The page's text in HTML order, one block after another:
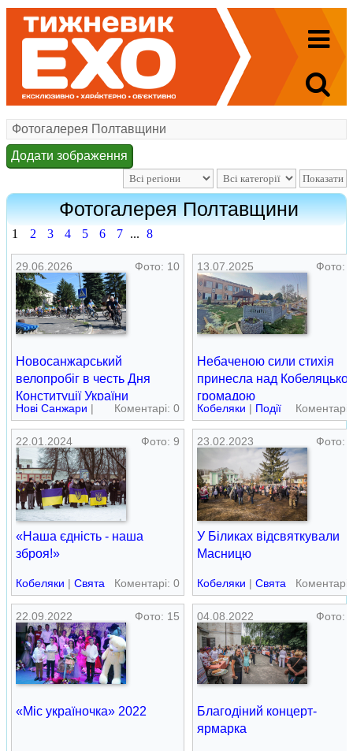
Фотогалерея Полтавщини
Додати зображення
Фотогалерея Полтавщини
1 2 3 4 5 6 7 ... 8
29.06.2026 Фото: 10
Новосанжарський
велопробіг в честь Дня
Конституції України
Коментарі: 0
Нові Cанжари |
Свята
13.07.2025 Фото:
Небаченою сили стихія
принесла над
громадою
Кобеляки | Події
22.01.2024 Фото: 9
«Наша єдність - наша
зброя!»
Коментарі: 0
Кобеляки | Свята
23.02.2023 Фото:
У Біликах відсвяткували
Масницю
Кобеляки | Свята
22.09.2022 Фото: 15
«Міс україночка» 2022
04.08.2022 Фото:
Благодіний концерт-
ярмарка